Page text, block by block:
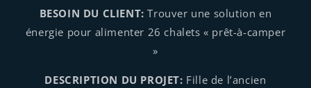
BESOIN DU CLIENT: Trouver une solution en
énergie pour alimenter 26 chalets « prêt-à-camper
»
DESCRIPTION DU PROJET: Fille de l’ancien